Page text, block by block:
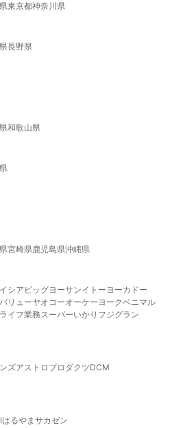
東京都神奈川県
長野県
和歌山県
宮崎県鹿児島県沖縄県
シア ビッグヨーサンイトーヨーカドー
リューヤオコーオーケー ヨークベニマル
ライフ業務スーパーいかり フジグラン
ズアストロプロダクツDCM
はるやま サカゼン